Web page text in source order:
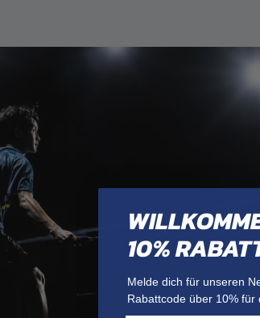
10%
Melde dich für unseren
Rabattcode über 10%